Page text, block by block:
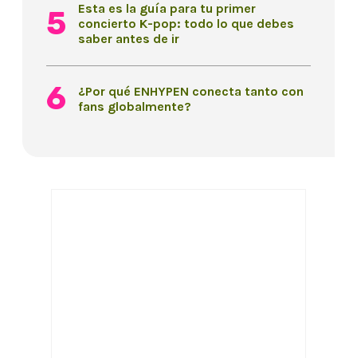
Esta es la guía para tu primer
concierto K-pop: todo lo que debes
saber antes de ir
¿Por qué ENHYPEN conecta tanto con
fans globalmente?